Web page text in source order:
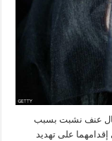
عنف نشبت بسبب
على تهديد